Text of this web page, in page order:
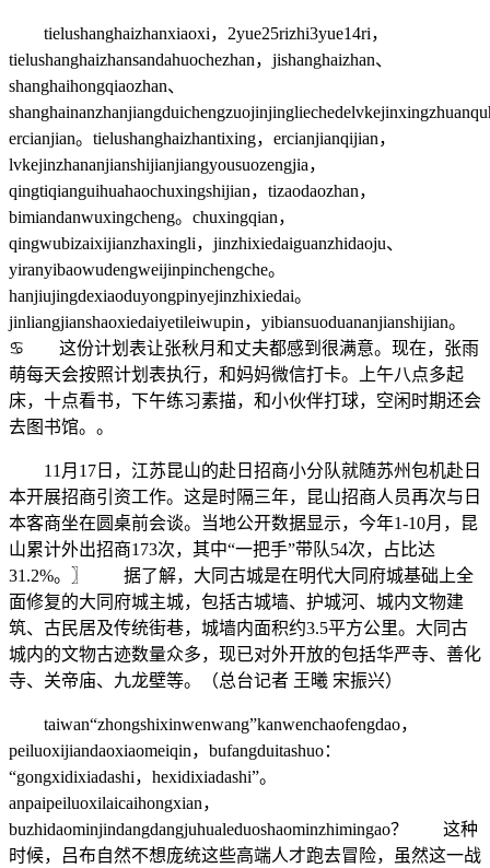
tielushanghaizhanxiaoxi，2yue25rizhi3yue14ri，
tielushanghaizhansandahuochezhan，jishanghaizhan、
shanghaihongqiaozhan、
ercianjian。tielushanghaizhantixing，ercianjianqijian，
lvkejinzhananjianshijianjiangyousuozengjia，
qingtiqianguihuahaochuxingshijian，tizaodaozhan，
bimiandanwuxingcheng。chuxingqian，
qingwubizaixijianzhaxingli，jinzhixiedaiguanzhidaoju、
yiranyibaowudengweijinpinchengche。
hanjiujingdexiaoduyongpinyejinzhixiedai。
jinliangjianshaoxiedaiyetileiwupin，yibiansuoduananjianshijian。
♋ 这份计划表让张秋月和丈夫都感到很满意。现在，张雨
萌每天会按照计划表执行，和妈妈微信打卡。上午八点多起
床，十点看书，下午练习素描，和小伙伴打球，空闲时期还会
去图书馆。。
11月17日，江苏昆山的赴日招商小分队就随苏州包机赴日
本开展招商引资工作。这是时隔三年，昆山招商人员再次与日
本客商坐在圆桌前会谈。当地公开数据显示，今年1-10月，昆
山累计外出招商173次，其中“一把手”带队54次，占比达
31.2%。〗 据了解，大同古城是在明代大同府城基础上全
面修复的大同府城主城，包括古城墙、护城河、城内文物建
筑、古民居及传统街巷，城墙内面积约3.5平方公里。大同古
城内的文物古迹数量众多，现已对外开放的包括华严寺、善化
寺、关帝庙、九龙壁等。（总台记者 王曦 宋振兴）
taiwan“zhongshixinwenwang”kanwenchaofengdao，
peiluoxijiandaoxiaomeiqin，bufangduitashuo：
“gongxidixiadashi，hexidixiadashi”。
anpaipeiluoxilaicaihongxian，
buzhidaominjindangdangjuhualeduoshaominzhimingao？ 这种
时候，吕布自然不想庞统这些高端人才跑去冒险，虽然这一战